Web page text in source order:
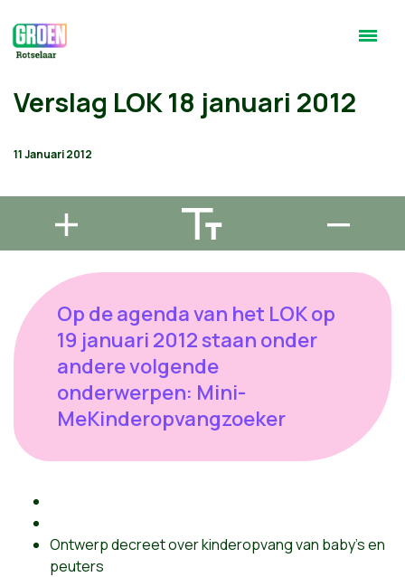
Verslag LOK 18 januari 2012
11 Januari 2012
Op de agenda van het LOK op
19 januari 2012 staan onder
andere volgende
onderwerpen: Mini-
MeKinderopvangzoeker
Ontwerp decreet over kinderopvang van baby's en
peuters